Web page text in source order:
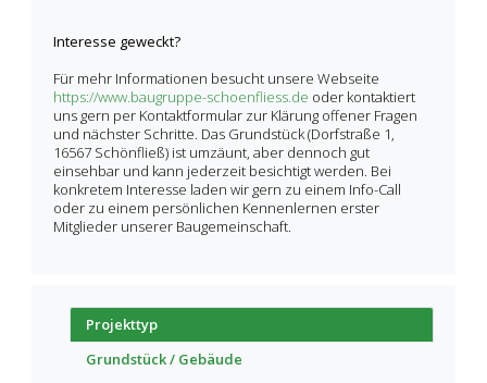
Interesse geweckt?
Für mehr Informationen besucht unsere Webseite
https://www.baugruppe-schoenfliess.de oder kontaktiert
uns gern per Kontaktformular zur Klärung offener Fragen
und nächster Schritte. Das Grundstück (Dorfstraße 1,
16567 Schönfließ) ist umzäunt, aber dennoch gut
einsehbar und kann jederzeit besichtigt werden. Bei
konkretem Interesse laden wir gern zu einem Info-Call
oder zu einem persönlichen Kennenlernen erster
Mitglieder unserer Baugemeinschaft.
Projekttyp
Grundstück / Gebäude